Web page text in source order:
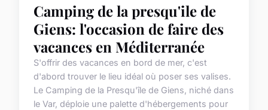
Camping de la presqu'ile de
Giens: l'occasion de faire des
vacances en Méditerranée
S'offrir des vacances en bord de mer, c'est
d'abord trouver le lieu idéal où poser ses valises.
Le Camping de la Presqu'île de Giens, niché dans
le Var, déploie une palette d'hébergements pour